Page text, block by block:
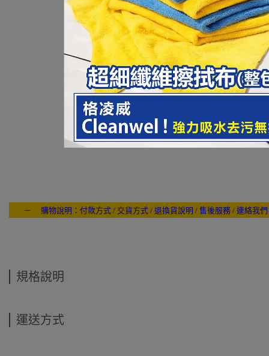
．2種的10億分之1的聚合物微粒油膜撥水劑滲入其間隙迅
．撥水處理的前處理最適當，可以發揮最大的撥水效果及
．用途：汽車玻璃油膜去除、洗淨、撥水被覆膜的去除。
商品規格：
容量：120g
附贈：海綿 x1
－ 購物說明：付款方式 / 交貨方式 / 退換貨說明 / 售後服務 / 連絡我們
規格說明
運送方式